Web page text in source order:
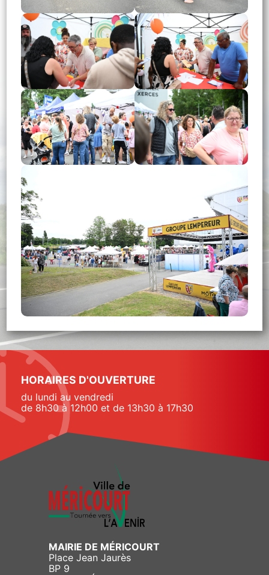
HORAIRES D'OUVERTURE
du lundi au vendredi
de 8h30 à 12h00 et de 13h30 à 17h30
MAIRIE DE MÉRICOURT
Place Jean Jaurès
BP 9